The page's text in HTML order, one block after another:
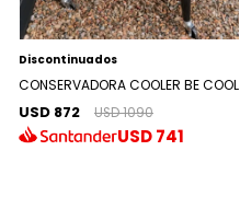
Discontinuados
CONSERVADORA COOLER BE COOL
USD 872 USD 1090
USD741